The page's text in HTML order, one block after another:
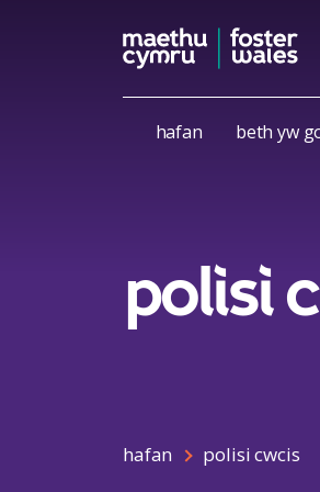
Skip to
hafan beth yw
polisi
hafan polisi cwcis